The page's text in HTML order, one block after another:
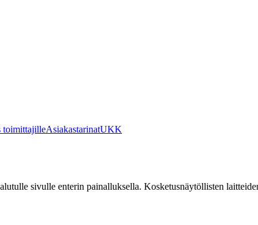
toimittajilleAsiakastarinatUKK
sivulle enterin painalluksella. Kosketusnäytöllisten